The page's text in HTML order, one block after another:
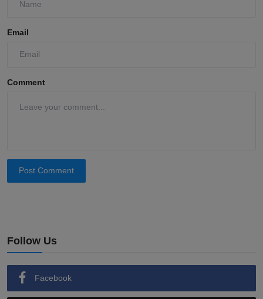
Email
Comment
Post Comment
Follow Us
Facebook